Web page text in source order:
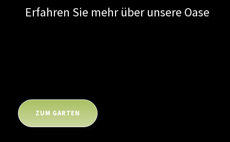
Erfahren Sie mehr über unsere Oase
ZUM GARTEN